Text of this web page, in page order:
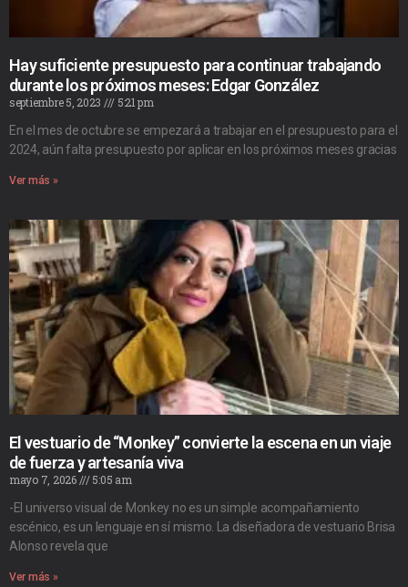
Hay suficiente presupuesto para continuar trabajando
durante los próximos meses: Edgar González
septiembre 5, 2023
5:21 pm
En el mes de octubre se empezará a trabajar en el presupuesto para el
2024, aún falta presupuesto por aplicar en los próximos meses gracias
Ver más »
El vestuario de “Monkey” convierte la escena en un viaje
de fuerza y artesanía viva
mayo 7, 2026
5:05 am
-El universo visual de Monkey no es un simple acompañamiento
escénico, es un lenguaje en sí mismo. La diseñadora de vestuario Brisa
Alonso revela que
Ver más »